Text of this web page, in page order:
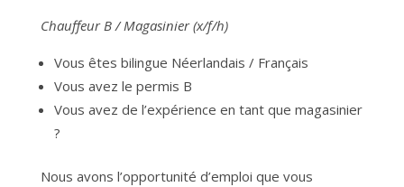
Chauffeur B / Magasinier (x/f/h)
Vous êtes bilingue Néerlandais / Français
Vous avez le permis B
Vous avez de l’expérience en tant que magasinier
?
Nous avons l’opportunité d’emploi que vous